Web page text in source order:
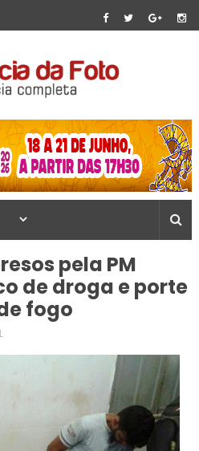
pela PM
de droga e porte
fogo